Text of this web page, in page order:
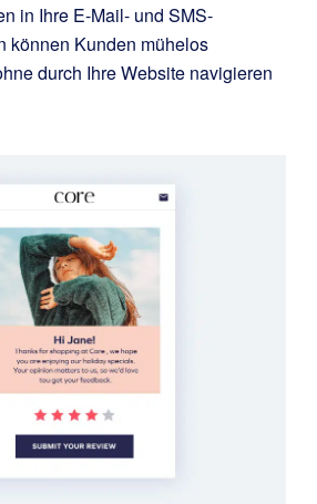
in Ihre E-Mail- und SMS-
können Kunden mühelos
durch Ihre Website navigieren